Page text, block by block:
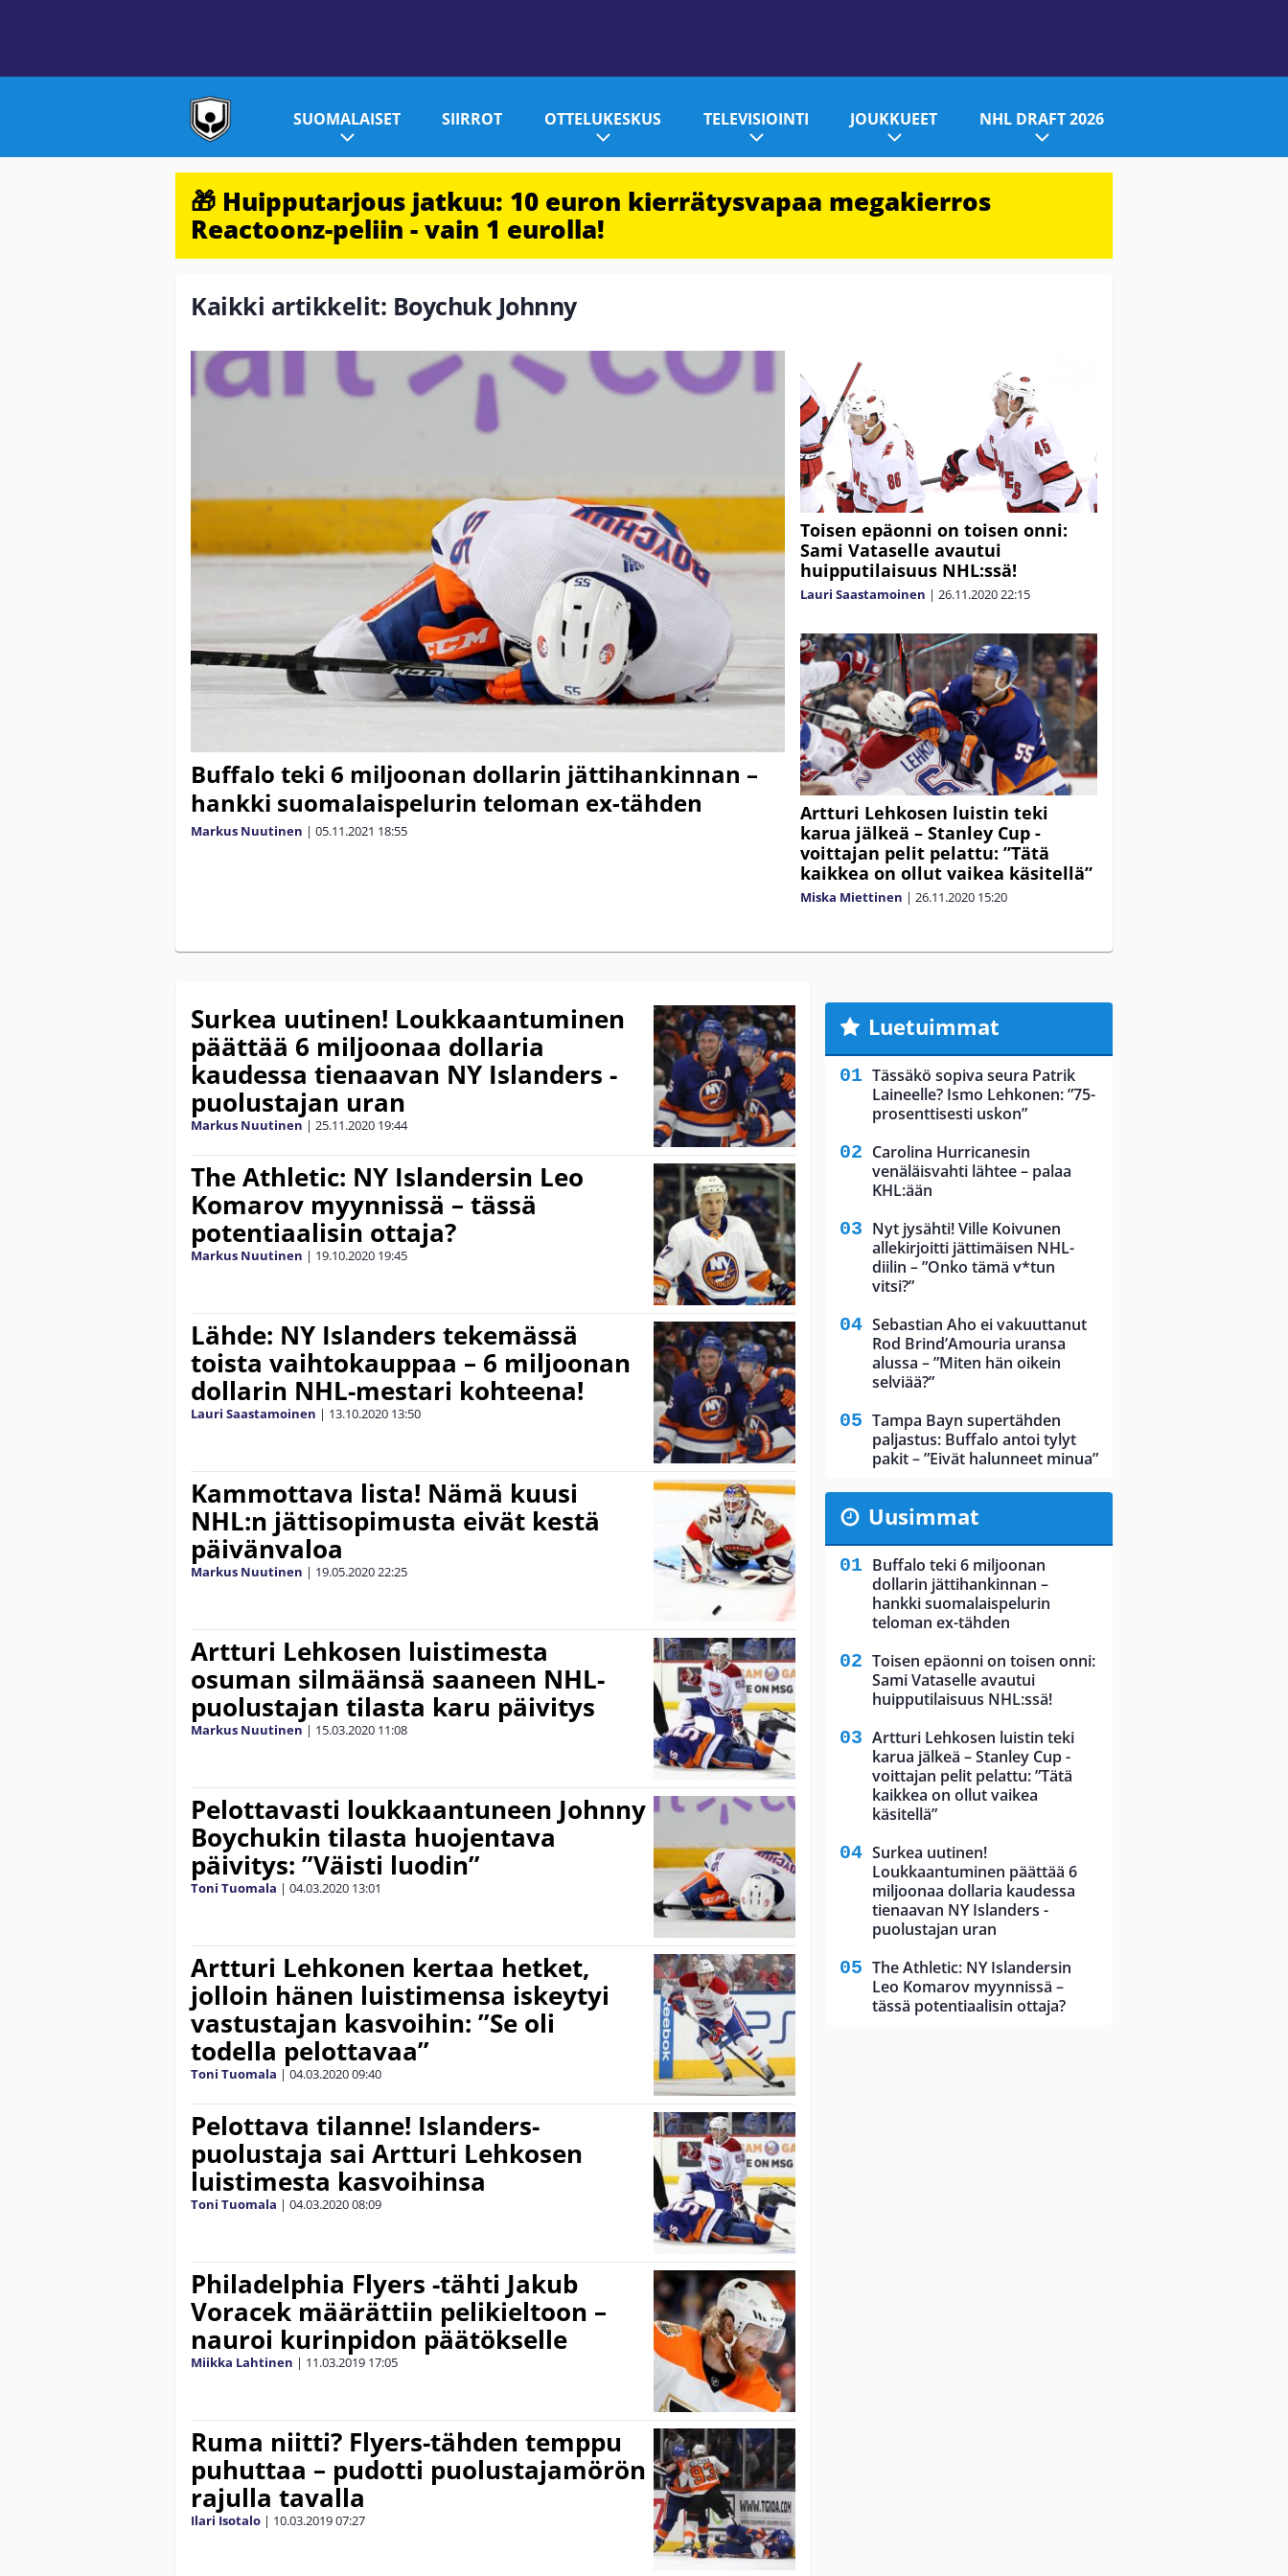
SUOMALAISET SIIRROT OTTELUKESKUS TELEVISIOINTI JOUKKUEET NHL DRAFT 2026
🎁 Huipputarjous jatkuu: 10 euron kierrätysvapaa megakierros
Reactoonz-peliin - vain 1 eurolla!
Kaikki artikkelit: Boychuk Johnny
Buffalo teki 6 miljoonan dollarin jättihankinnan –
hankki suomalaispelurin teloman ex-tähden
Markus Nuutinen | 05.11.2021 18:55
Toisen epäonni on toisen onni:
Sami Vataselle avautui
huipputilaisuus NHL:ssä!
Lauri Saastamoinen | 26.11.202022:15
Artturi Lehkosen luistin teki
karua jälkeä – Stanley Cup -
voittajan pelit pelattu: ”Tätä
kaikkea on ollut vaikea käsitellä”
Miska Miettinen | 26.11.2020 15:20
Surkea uutinen! Loukkaantuminen
päättää 6 miljoonaa dollaria
kaudessa tienaavan NY Islanders -
puolustajan uran
Markus Nuutinen | 25.11.2020 19:44
The Athletic: NY Islandersin Leo
Komarov myynnissä – tässä
potentiaalisin ottaja?
Markus Nuutinen | 19.10.2020 19:45
Lähde: NY Islanders tekemässä
toista vaihtokauppaa – 6 miljoonan
dollarin NHL-mestari kohteena!
Lauri Saastamoinen | 13.10.2020 13:50
Kammottava lista! Nämä kuusi
NHL:n jättisopimusta eivät kestä
päivänvaloa
Markus Nuutinen | 19.05.202022:25
Artturi Lehkosen luistimesta
osuman silmäänsä saaneen NHL-
puolustajan tilasta karu päivitys
Markus Nuutinen | 15.03.2020 11:08
Pelottavasti loukkaantuneen Johnny
Boychukin tilasta huojentava
päivitys: ”Väisti luodin”
Toni Tuomala | 04.03.2020 13:01
Artturi Lehkonen kertaa hetket,
jolloin hänen luistimensa iskeytyi
vastustajan kasvoihin: ”Se oli
todella pelottavaa”
Toni Tuomala | 04.03.202009:40
Pelottava tilanne! Islanders-
puolustaja sai Artturi Lehkosen
luistimesta kasvoihinsa
Toni Tuomala | 04.03.202008:09
Philadelphia Flyers -tähti Jakub
Voracek määrättiin pelikieltoon –
nauroi kurinpidon päätökselle
Miikka Lahtinen | 11.03.2019 17:05
Ruma niitti? Flyers-tähden temppu
puhuttaa – pudotti puolustajamörön
rajulla tavalla
Ilari Isotalo | 10.03.201907:27
Luetuimmat
Tässäkö sopiva seura Patrik
Laineelle? Ismo Lehkonen: ”75-
prosenttisesti uskon”
Carolina Hurricanesin
venäläisvahti lähtee – palaa
KHL:ään
Nyt jysähti! Ville Koivunen
allekirjoitti jättimäisen NHL-
diilin – ”Onko tämä v*tun
vitsi?”
Sebastian Aho ei vakuuttanut
Rod Brind’Amouria uransa
alussa – ”Miten hän oikein
selviää?”
Tampa Bayn supertähden
paljastus: Buffalo antoi tylyt
pakit – ”Eivät halunneet minua”
Uusimmat
Buffalo teki 6 miljoonan
dollarin jättihankinnan –
hankki suomalaispelurin
teloman ex-tähden
Toisen epäonni on toisen onni:
Sami Vataselle avautui
huipputilaisuus NHL:ssä!
Artturi Lehkosen luistin teki
karua jälkeä – Stanley Cup -
voittajan pelit pelattu: ”Tätä
kaikkea on ollut vaikea
käsitellä”
Surkea uutinen!
Loukkaantuminen päättää 6
miljoonaa dollaria kaudessa
tienaavan NY Islanders -
puolustajan uran
The Athletic: NY Islandersin
Leo Komarov myynnissä –
tässä potentiaalisin ottaja?